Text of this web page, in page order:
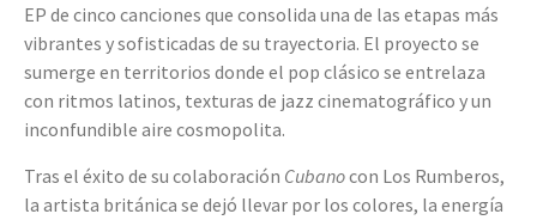
EP de cinco canciones que consolida una de las etapas más
vibrantes y sofisticadas de su trayectoria. El proyecto se
sumerge en territorios donde el pop clásico se entrelaza
con ritmos latinos, texturas de jazz cinematográfico y un
inconfundible aire cosmopolita.
Tras el éxito de su colaboración Cubanocon Los Rumberos,
la artista británica se dejó llevar por los colores, la energía